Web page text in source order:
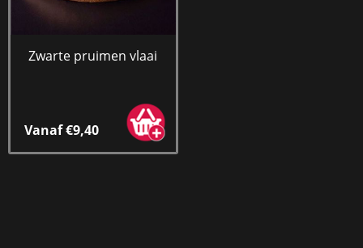
Zwarte pruimen vlaai
Vanaf €9,40